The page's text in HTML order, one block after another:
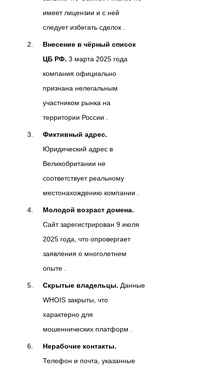
имеет лицензии и с ней
следует избегать сделок .
Внесение в чёрный список
ЦБ РФ. 3 марта 2025 года
компания официально
признана нелегальным
участником рынка на
территории России .
Фиктивный адрес.
Юридический адрес в
Великобритании не
соответствует реальному
местонахождению компании .
Молодой возраст домена.
Сайт зарегистрирован 9 июля
2025 года, что опровергает
заявления о многолетнем
опыте .
Скрытые владельцы. Данные
WHOIS закрыты, что
характерно для
мошеннических платформ .
Нерабочие контакты.
Телефон и почта, указанные